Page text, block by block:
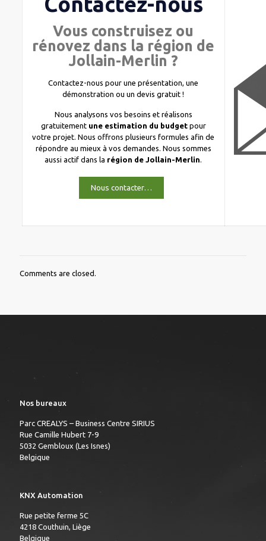
Vous construisez ou
rénovez dans la région de
Jollain-Merlin ?
Contactez-nous pour une présentation, une
démonstration ou un devis gratuit !
Nous analysons vos besoins et réalisons
gratuitement une estimation du budgetpour
votre projet. Nous offrons plusieurs formules afin de
répondre au mieux à vos demandes. Nous sommes
aussi actif dans la région de Jollain-Merlin.
Nous contacter…
Comments are closed.
Nos bureaux
Parc CREALYS – Business Centre SIRIUS
Rue Camille Hubert 7-9
5032 Gembloux (Les Isnes)
Belgique
KNX Automation
Rue petite ferme 5C
4218 Couthuin, Liège
Belgique